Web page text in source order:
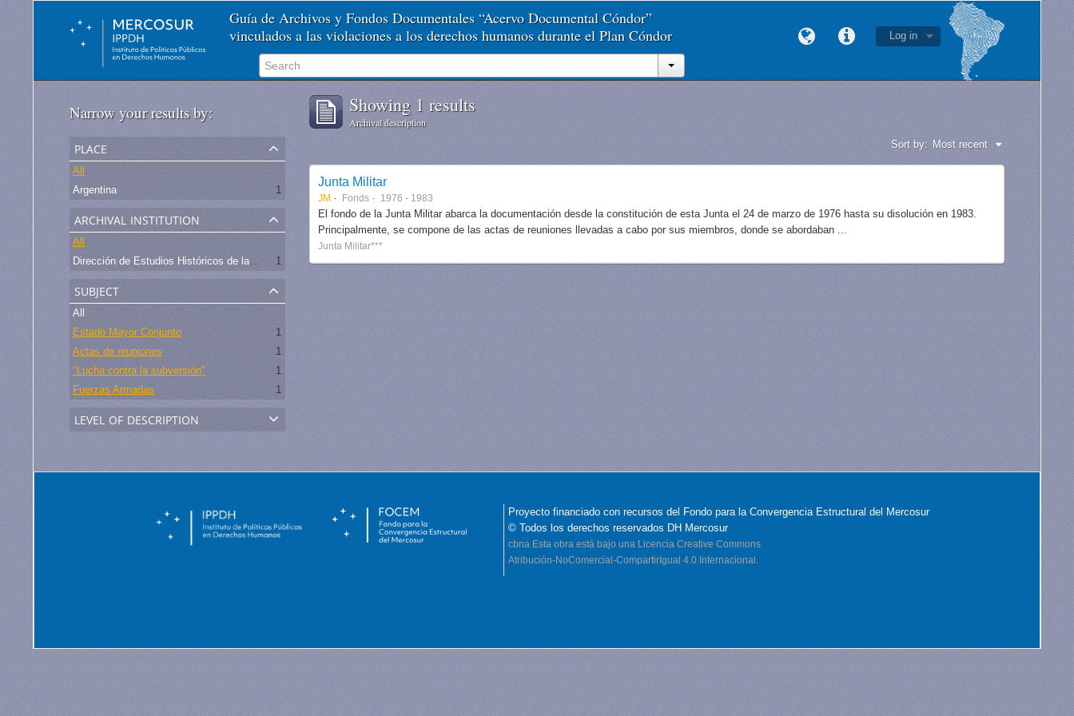
Guía de Archivos y Fondos Documentales “Acervo Documental Cóndor”
vinculados a las violaciones a los derechos humanos durante el Plan Cóndor
Log in
Narrow your results by:
place
All
Argentina
1
archival institution
All
Dirección de Estudios Históricos de la Fuerza Aérea
1
subject
All
Estado Mayor Conjunto
1
Actas de reuniones
1
"Lucha contra la subversión"
1
Fuerzas Armadas
1
level of description
Showing 1 results
Archival description
Sort by: Most recent
Junta Militar
JM Fonds 1976 - 1983
El fondo de la Junta Militar abarca la documentación desde la constitución de esta Junta el 24 de marzo de 1976 hasta su disolución en 1983.
Principalmente, se compone de las actas de reuniones llevadas a cabo por sus miembros, donde se abordaban ...
Junta Militar***
Proyecto financiado con recursos del Fondo para la Convergencia Estructural del Mercosur
© Todos los derechos reservados DH Mercosur
cbna Esta obra está bajo una Licencia Creative Commons
Atribución-NoComercial-CompartirIgual 4.0 Internacional.